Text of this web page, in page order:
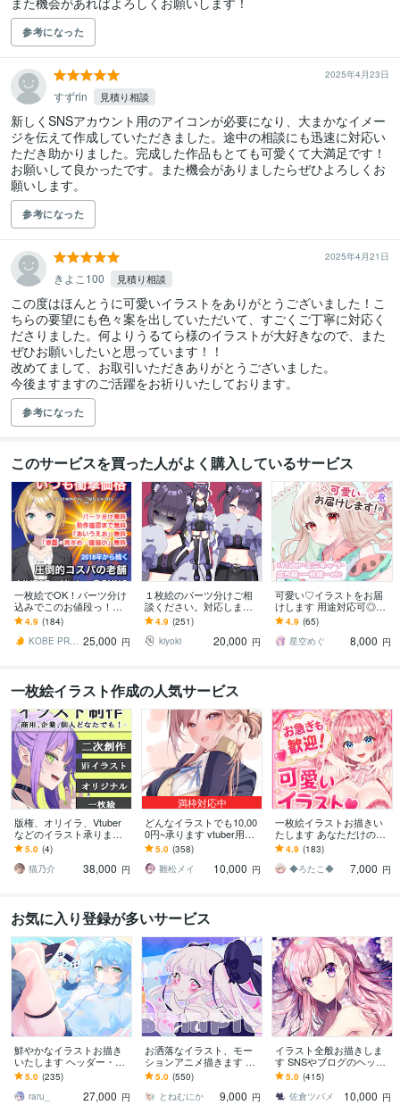
参考になった
2025年4月23日
すずrin 見積り相談
新しくSNSアカウント用のアイコンが必要になり、大まかなイメー
ジを伝えて作成していただきました。途中の相談にも迅速に対応い
ただき助かりました。完成した作品もとても可愛くて大満足です！
お願いして良かったです。また機会がありましたらぜひよろしくお
願いします。
参考になった
2025年4月21日
きよこ100 見積り相談
この度はほんとうに可愛いイラストをありがとうございました！こ
ちらの要望にも色々案を出していただいて、すごくご丁寧に対応く
ださりました。何よりうるてら様のイラストが大好きなので、また
ぜひお願いしたいと思っています！！
改めてまして、お取引いただきありがとうございました。
今後ますますのご活躍をお祈りいたしております。
参考になった
このサービスを買った人がよく購入しているサービス
一枚絵でOK！パーツ分け
込みでこのお値段っ！ま
す コスパ最強モデリン
グ！安心実績数！IRIAM対
応OK！
4.9 (184)
KOBE PRODUCTION 25,000 円
１枚絵のパーツ分けご相
談ください。対応します
VtuberLive2dモデリング対
応中
4.9 (251)
kiyoki
20,000 円
可愛い♡イラストをお届
けします 用途対応可◎サ
ムネ・立ち絵・グッズ等
のイラストお描きします
☆
4.9 (65)
星空めぐ
8,000 円
一枚絵イラスト作成の人気サービス
版権、オリイラ、Vtuber
などのイラスト承ります
アイコン、一枚絵、サム
ネイル等、ご希望のイラ
スト制作
5.0 (4)
猫乃介
38,000 円
満枠対応中
どんなイラストでも10,00
0円~承ります vtuber用立
ち絵、一枚絵、アイコン
などなんでもOK！
5.0 (358)
雛松メイ
10,000 円
一枚絵イラストお描きい
たします あなただけのオ
リジナルキャラクターを
お作り致します
4.9 (183)
◆ろたこ◆
7,000 円
お気に入り登録が多いサービス
鮮やかなイラストお描き
いたします ヘッダー・サ
ムネイル・歌ってみた・
配信・グッズ・VTuber
5.0 (235)
raru_
27,000 円
お洒落なイラスト、モー
ションアニメ描きます 無
料修正3回で安心⊿配信や
挿絵や似顔絵等にも
5.0 (550)
とねむにか
9,000 円
イラスト全般お描きしま
す SNSやブログのヘッダ
ー、動画用の1枚絵、立ち
絵等に！
5.0 (415)
佐倉ツバメ
10,000 円